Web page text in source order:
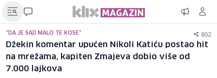
"DA JE SAD MALO TE KOSE" 802
Džekin komentar upućen Nikoli Katiću postao hit
na mrežama, kapiten Zmajeva dobio više od
7.000 lajkova